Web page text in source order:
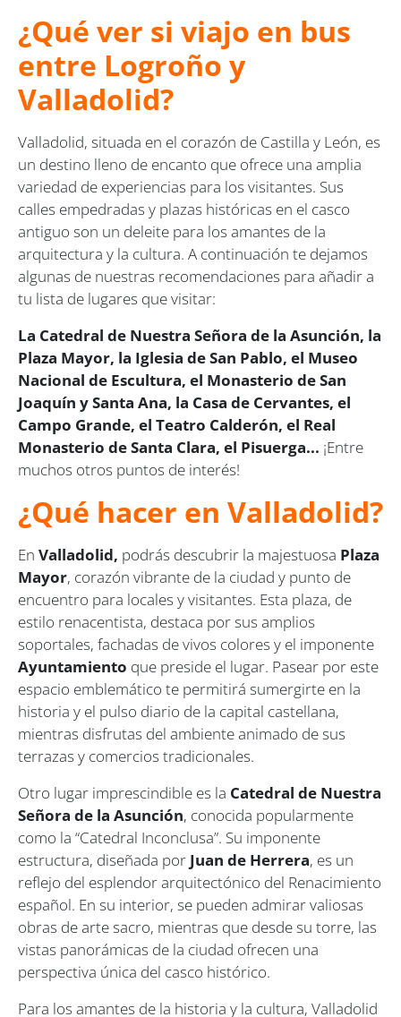
¿Qué ver si viajo en bus
entre Logroño y
Valladolid?
Valladolid, situada en el corazón de Castilla y León, es
un destino lleno de encanto que ofrece una amplia
variedad de experiencias para los visitantes. Sus
calles empedradas y plazas históricas en el casco
antiguo son un deleite para los amantes de la
arquitectura y la cultura. A continuación te dejamos
algunas de nuestras recomendaciones para añadir a
tu lista de lugares que visitar:
La Catedral de Nuestra Señora de la Asunción, la
Plaza Mayor, la Iglesia de San Pablo, el Museo
Nacional de Escultura, el Monasterio de San
Joaquín y Santa Ana, la Casa de Cervantes, el
Campo Grande, el Teatro Calderón, el Real
Monasterio de Santa Clara, el Pisuerga... ¡Entre
muchos otros puntos de interés!
¿Qué hacer en Valladolid?
En Valladolid, podrás descubrir la majestuosa Plaza
Mayor, corazón vibrante de la ciudad y punto de
encuentro para locales y visitantes. Esta plaza, de
estilo renacentista, destaca por sus amplios
soportales, fachadas de vivos colores y el imponente
Ayuntamiento que preside el lugar. Pasear por este
espacio emblemático te permitirá sumergirte en la
historia y el pulso diario de la capital castellana,
mientras disfrutas del ambiente animado de sus
terrazas y comercios tradicionales.
Otro lugar imprescindible es la Catedral de Nuestra
Señora de la Asunción, conocida popularmente
como la “Catedral Inconclusa”. Su imponente
estructura, diseñada por Juan de Herrera, es un
reflejo del esplendor arquitectónico del Renacimiento
español. En su interior, se pueden admirar valiosas
obras de arte sacro, mientras que desde su torre, las
vistas panorámicas de la ciudad ofrecen una
perspectiva única del casco histórico.
Para los amantes de la historia y la cultura, Valladolid